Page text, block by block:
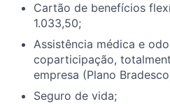
Cartão de benefícios
1.033,50;
Assistência médica e
coparticipação,
empresa (Plano
Seguro de vida;